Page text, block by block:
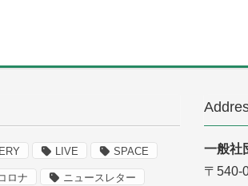
LIVE SPACE
ロナ ニュースレター
一般社
〒540-